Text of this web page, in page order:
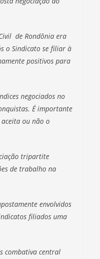
de Rondônia era
o Sindicato se filiar à
positivos para
negociados no
É importante
ou não o
tripartite
de trabalho na
envolvidos
filiados uma
combativa central